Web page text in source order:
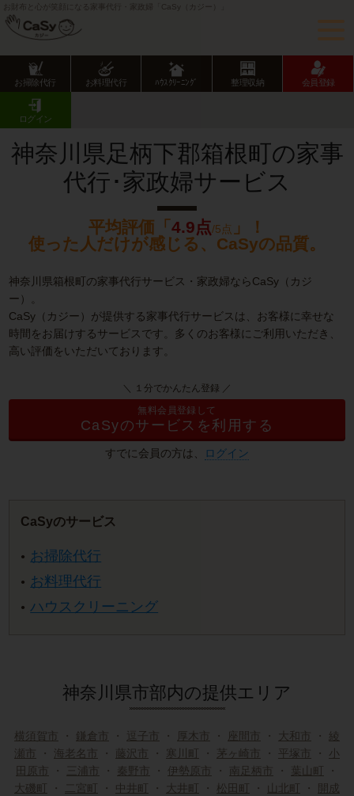
お財布と心が笑顔になる家事代行・家政婦「CaSy（カジー）」
お掃除代行 お料理代行 ﾊｳｽｸﾘｰﾆﾝｸﾞ 整理収納 会員登録
ログイン
CaSy TOP
箱根町の家事代行･家政婦サービス
神奈川県足柄下郡箱根町の家事
代行･家政婦サービス
平均評価「 4.9点/5点
」！
使った人だけが感じる、CaSyの品質。
神奈川県箱根町の家事代行サービス・家政婦ならCaSy（カジ
ー）。
CaSy（カジー）が提供する家事代行サービスは、お客様に幸せな
時間をお届けするサービスです。多くのお客様にご利用いただき、
高い評価をいただいております。
＼ １分でかんたん登録 ／
無料会員登録して
CaSyのサービスを利用する
すでに会員の方は、 ログイン
CaSyのサービス
お掃除代行
お料理代行
ハウスクリーニング
神奈川県市部内の提供エリア
横須賀市 ・ 鎌倉市 ・ 逗子市 ・ 厚木市 ・ 座間市 ・ 大和市 ・ 綾
瀬市
・ 海老名市 ・ 藤沢市 ・ 寒川町 ・ 茅ヶ崎市 ・ 平塚市 ・ 小
田原市
・ 三浦市 ・ 秦野市 ・ 伊勢原市 ・ 南足柄市 ・ 葉山町 ・
大磯町 ・ 二宮町 ・ 中井町 ・ 大井町 ・ 松田町 ・ 山北町 ・
開成